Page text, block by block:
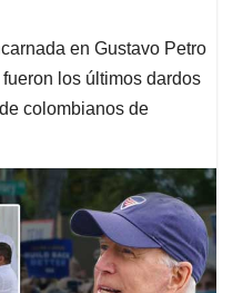
en Gustavo Petro
los últimos dardos
colombianos de